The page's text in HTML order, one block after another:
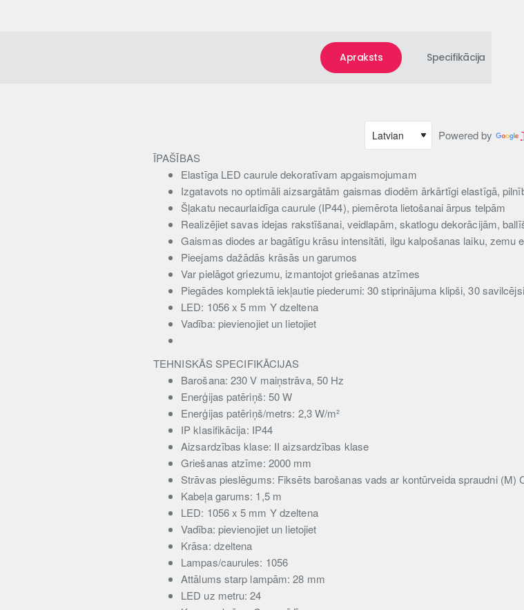
Apraksts Specifikācija
Powered by
ĪPAŠĪBAS
Elastīga LED caurule dekoratīvam apgaismojumam
Izgatavots no optimāli aizsargātām gaismas diodēm ārkārtīgi elastīgā,
Šļakatu necaurlaidīga caurule (IP44), piemērota lietošanai ārpus telpām
Realizējiet savas idejas rakstīšanai, veidlapām, skatlogu dekorācijām,
Gaismas diodes ar bagātīgu krāsu intensitāti, ilgu kalpošanas laiku, zemu
Pieejams dažādās krāsās un garumos
Var pielāgot griezumu, izmantojot griešanas atzīmes
Piegādes komplektā iekļautie piederumi: 30 stiprinājuma klipši, 30
LED: 1056 x 5 mm Y dzeltena
Vadība: pievienojiet un lietojiet
TEHNISKĀS SPECIFIKĀCIJAS
Barošana: 230 V maiņstrāva, 50 Hz
Enerģijas patēriņš: 50 W
Enerģijas patēriņš/metrs: 2,3 W/m²
IP klasifikācija: IP44
Aizsardzības klase: II aizsardzības klase
Griešanas atzīme: 2000 mm
Strāvas pieslēgums: Fiksēts barošanas vads ar kontūrveida spraudni (M)
Kabeļa garums: 1,5 m
LED: 1056 x 5 mm Y dzeltena
Vadība: pievienojiet un lietojiet
Krāsa: dzeltena
Lampas/caurules: 1056
Attālums starp lampām: 28 mm
LED uz metru: 24